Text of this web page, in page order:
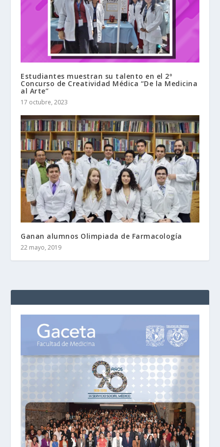
Estudiantes muestran su talento en el 2º
Concurso de Creatividad Médica “De la Medicina
al Arte”
17 octubre, 2023
Ganan alumnos Olimpiada de Farmacología
22 mayo, 2019